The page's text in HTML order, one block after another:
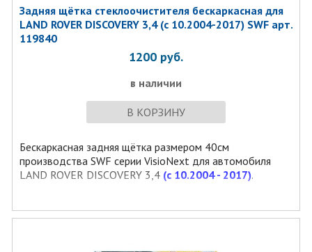
Задняя щётка стеклоочистителя бескаркасная для
LAND ROVER DISCOVERY 3,4 (с 10.2004-2017) SWF арт.
119840
1200 руб.
в наличии
В КОРЗИНУ
Бескаркасная задняя щётка размером 40см
производства SWF серии VisioNext для автомобиля
LAND ROVER DISCOVERY 3,4 (с 10.2004 - 2017).